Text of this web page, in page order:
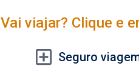
Vai viajar? Clique e
Seguro